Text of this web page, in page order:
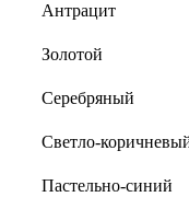
Антрацит
Золотой
Серебряный
Светло-
Пастельно-синий